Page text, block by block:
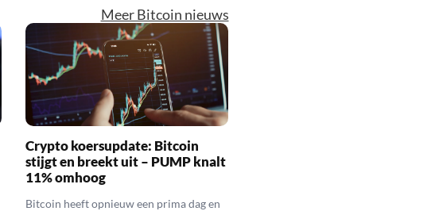
Meer Bitcoin nieuws
Crypto koersupdate: Bitcoin
stijgt en breekt uit – PUMP knalt
11% omhoog
Bitcoin heeft opnieuw een prima dag en